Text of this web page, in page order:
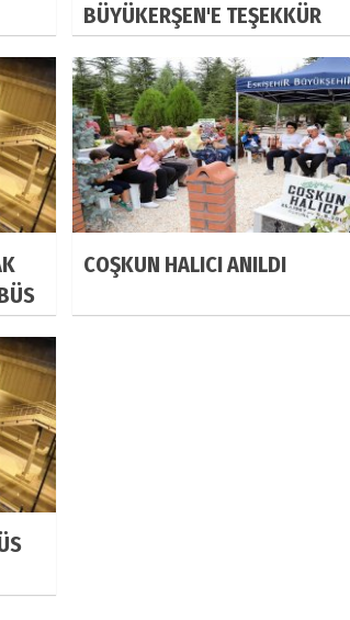
BÜYÜKERŞEN'E TEŞEKKÜR
COŞKUN HALICI ANILDI